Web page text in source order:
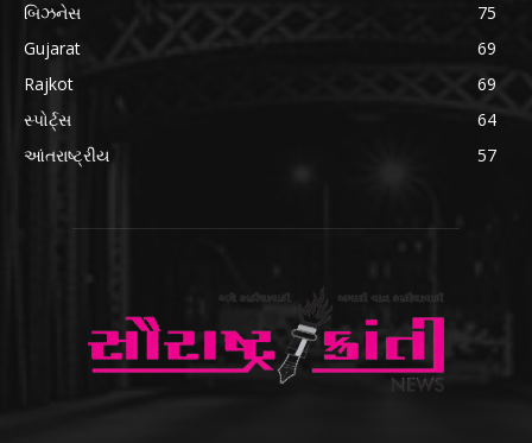
બિઝનેસ
75
Gujarat
69
Rajkot
69
સ્પોર્ટ્સ
64
આંતરાષ્ટ્રીય
57